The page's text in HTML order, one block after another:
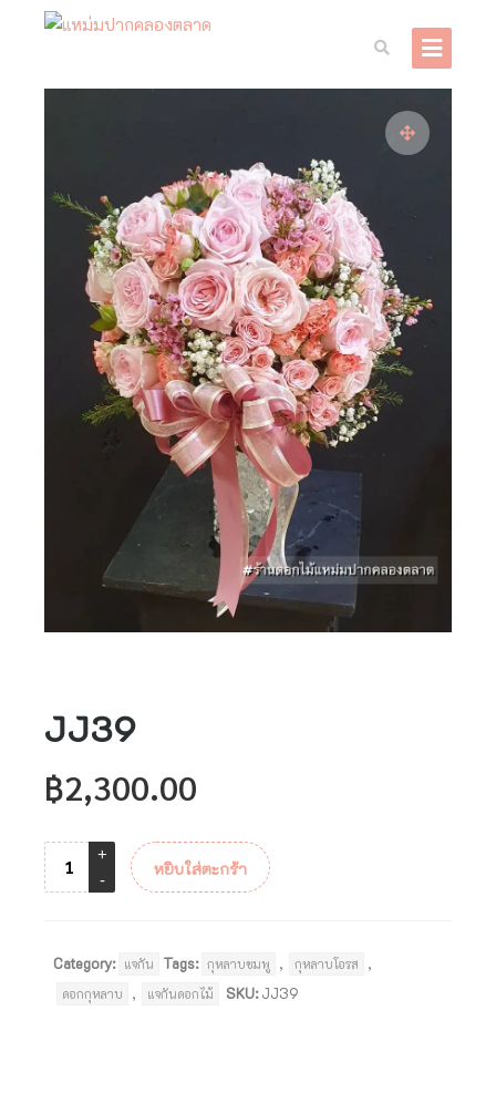
JJ39
฿2,300.00
หยิบใส่ตะกร้า
Category: แจกัน Tags: กุหลาบชมพู , กุหลาบโอรส ,
ดอกกุหลาบ , แจกันดอกไม้ SKU:JJ39